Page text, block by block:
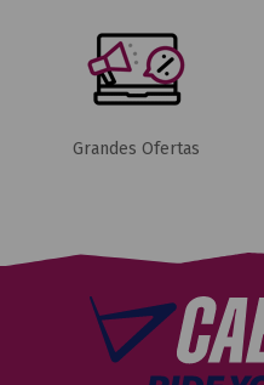
Grandes Ofertas